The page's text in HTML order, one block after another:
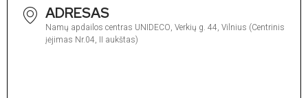
ADRESAS
Namų apdailos centras UNIDECO, Verkių g. 44, Vilnius (Centrinis
įėjimas Nr.04, II aukštas)